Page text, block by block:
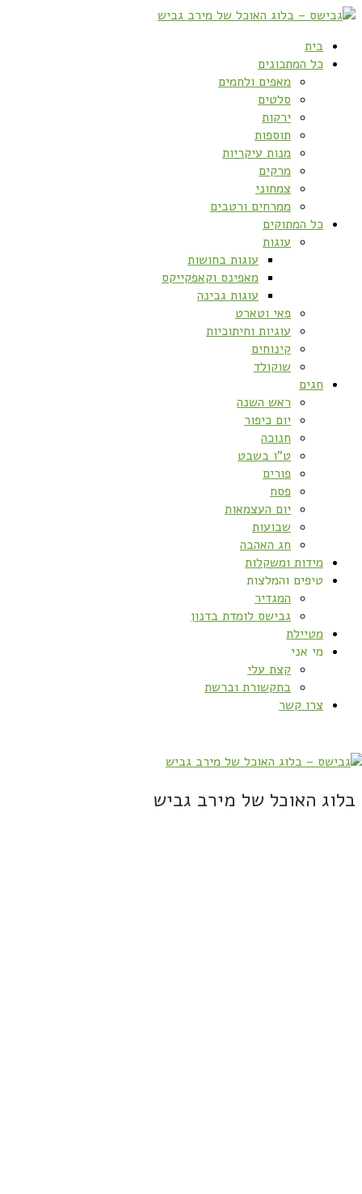
בית
כל המתכונים
מאפים ולחמים
סלטים
ירקות
תוספות
מנות עיקריות
מרקים
צמחוני
ממרחים ורטבים
כל המתוקים
עוגות
עוגות בחושות
מאפינס וקאפקייקס
עוגות גבינה
פאי וטארט
עוגיות וחיתוכיות
קינוחים
שוקולד
חגים
ראש השנה
יום כיפור
חנוכה
ט”ו בשבט
פורים
פסח
יום העצמאות
שבועות
חג האהבה
מידות ומשקלות
טיפים והמלצות
המגדיר
גבישס לומדת בדנון
מטיילת
מי אני
קצת עלי
בתקשורת וברשת
צרו קשר
בלוג האוכל של מירב גביש